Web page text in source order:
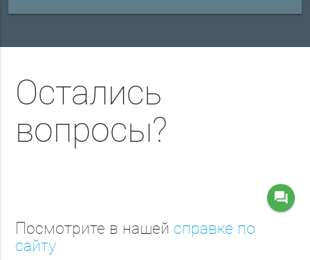
Остались
вопросы?
question_answer
Посмотрите в нашей справке по
сайту